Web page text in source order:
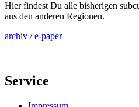
Hier findest Du alle bisherigen
aus den anderen Regionen.
archiv / e-paper
Service